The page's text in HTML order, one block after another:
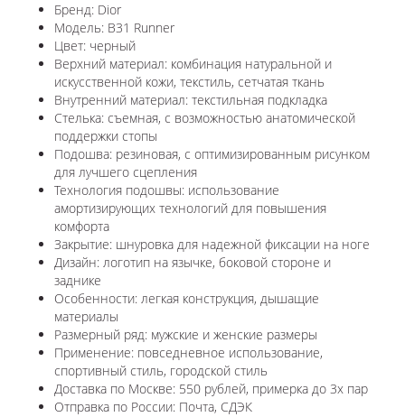
Бренд: Dior
Модель: B31 Runner
Цвет: черный
Верхний материал: комбинация натуральной и
искусственной кожи, текстиль, сетчатая ткань
Внутренний материал: текстильная подкладка
Стелька: съемная, с возможностью анатомической
поддержки стопы
Подошва: резиновая, с оптимизированным рисунком
для лучшего сцепления
Технология подошвы: использование
амортизирующих технологий для повышения
комфорта
Закрытие: шнуровка для надежной фиксации на ноге
Дизайн: логотип на язычке, боковой стороне и
заднике
Особенности: легкая конструкция, дышащие
материалы
Размерный ряд: мужские и женские размеры
Применение: повседневное использование,
спортивный стиль, городской стиль
Доставка по Москве: 550 рублей, примерка до 3х пар
Отправка по России: Почта, СДЭК